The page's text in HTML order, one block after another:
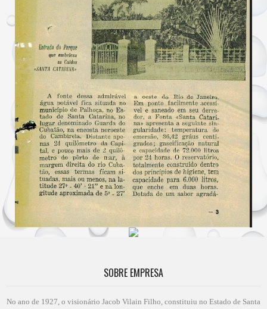
SOBRE EMPRESA
No ano de 1927, o visionário Jacob Vilain Filho, constituiu no Estado de Santa